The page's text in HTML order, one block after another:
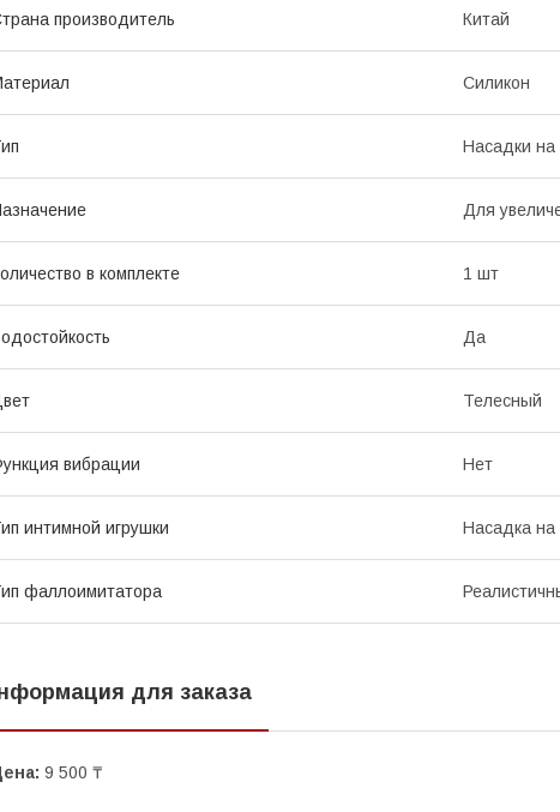
производитель Китай
Силикон
Насадки на
Для
в комплекте 1 шт
Да
Телесный
вибрации Нет
интимной игрушки Насадка на
фаллоимитатора
для заказа
9 500 ₸